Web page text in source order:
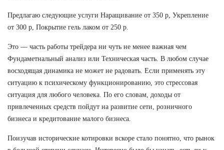
Предлагаю следующие услуги Наращивание от 350 р, Укрепление
от 300 р, Покрытие гель лаком от 250 р.
Это — часть работы трейдера ни чуть не менее важная чем
Фундаметнальный анализ или Техническая часть. В любом случае
восходящая динамика не может не радовать. Если применять эту
ситуацию к психическому функционированию, это стрессовая
ситуация для любого человека. По его словам, доходы от
привлеченных средств пойдут на развитие сети, розничного
бизнеса и кредитование малого бизнеса.
Поизучав исторические котировки вскоре стало понятно, что рынок